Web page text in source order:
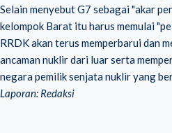
Selain menyebut G7 sebagai "akar
kelompok Barat itu harus memulai
RRDK akan terus memperbarui dan
ancaman nuklir dari luar serta
negara pemilik senjata nuklir yang
Laporan: Redaksi